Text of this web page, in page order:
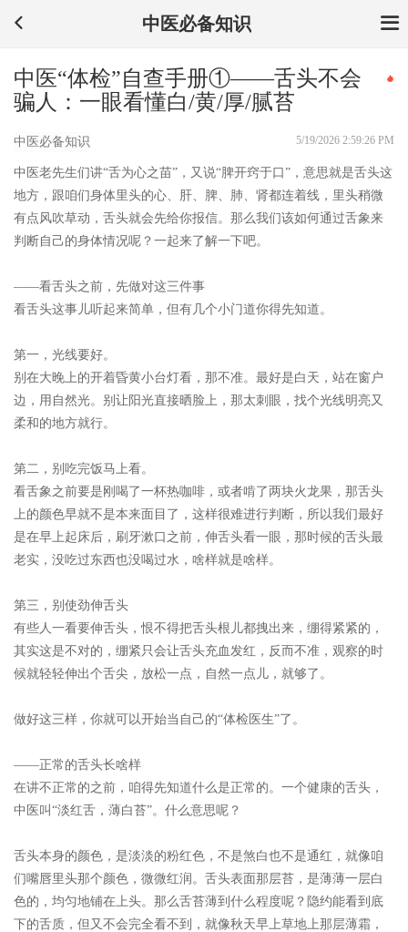
中医必备知识
中医“体检”自查手册①——舌头不会
骗人：一眼看懂白/黄/厚/腻苔
中医必备知识 5/19/2026 2:59:26 PM
中医老先生们讲“舌为心之苗”，又说“脾开窍于口”，意思就是舌头这
地方，跟咱们身体里头的心、肝、脾、肺、肾都连着线，里头稍微
有点风吹草动，舌头就会先给你报信。那么我们该如何通过舌象来
判断自己的身体情况呢？一起来了解一下吧。
——看舌头之前，先做对这三件事
看舌头这事儿听起来简单，但有几个小门道你得先知道。
第一，光线要好。
别在大晚上的开着昏黄小台灯看，那不准。最好是白天，站在窗户
边，用自然光。别让阳光直接晒脸上，那太刺眼，找个光线明亮又
柔和的地方就行。
第二，别吃完饭马上看。
看舌象之前要是刚喝了一杯热咖啡，或者啃了两块火龙果，那舌头
上的颜色早就不是本来面目了，这样很难进行判断，所以我们最好
是在早上起床后，刷牙漱口之前，伸舌头看一眼，那时候的舌头最
老实，没吃过东西也没喝过水，啥样就是啥样。
第三，别使劲伸舌头
有些人一看要伸舌头，恨不得把舌头根儿都拽出来，绷得紧紧的，
其实这是不对的，绷紧只会让舌头充血发红，反而不准，观察的时
候就轻轻伸出个舌尖，放松一点，自然一点儿，就够了。
做好这三样，你就可以开始当自己的“体检医生”了。
——正常的舌头长啥样
在讲不正常的之前，咱得先知道什么是正常的。一个健康的舌头，
中医叫“淡红舌，薄白苔”。什么意思呢？
舌头本身的颜色，是淡淡的粉红色，不是煞白也不是通红，就像咱
们嘴唇里头那个颜色，微微红润。舌头表面那层苔，是薄薄一层白
色的，均匀地铺在上头。那么舌苔薄到什么程度呢？隐约能看到底
下的舌质，但又不会完全看不到，就像秋天早上草地上那层薄霜，